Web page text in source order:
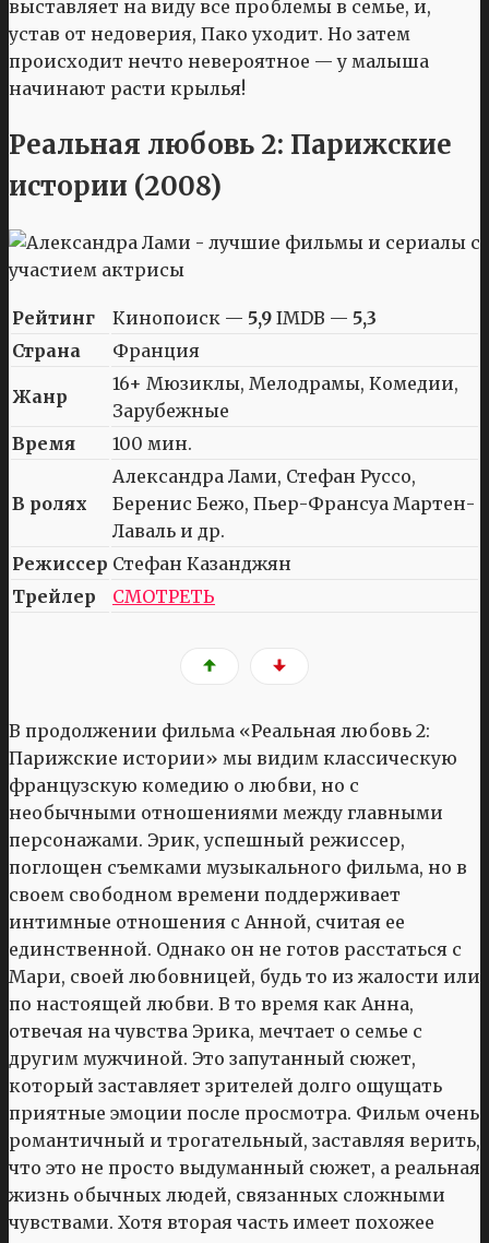
выставляет на виду все проблемы в семье, и,
устав от недоверия, Пако уходит. Но затем
происходит нечто невероятное — у малыша
начинают расти крылья!
Реальная любовь 2: Парижские
истории (2008)
Рейтинг Кинопоиск — 5,9 IMDB — 5,3
Страна
Франция
Жанр
16+ Мюзиклы, Мелодрамы, Комедии,
Зарубежные
Время
100 мин.
В ролях
Александра Лами, Стефан Руссо,
Беренис Бежо, Пьер-Франсуа Мартен-
Лаваль и др.
Режиссер Стефан Казанджян
Трейлер
СМОТРЕТЬ
В продолжении фильма «Реальная любовь 2:
Парижские истории» мы видим классическую
французскую комедию о любви, но с
необычными отношениями между главными
персонажами. Эрик, успешный режиссер,
поглощен съемками музыкального фильма, но в
своем свободном времени поддерживает
интимные отношения с Анной, считая ее
единственной. Однако он не готов расстаться с
Мари, своей любовницей, будь то из жалости или
по настоящей любви. В то время как Анна,
отвечая на чувства Эрика, мечтает о семье с
другим мужчиной. Это запутанный сюжет,
который заставляет зрителей долго ощущать
приятные эмоции после просмотра. Фильм очень
романтичный и трогательный, заставляя верить,
что это не просто выдуманный сюжет, а реальная
жизнь обычных людей, связанных сложными
чувствами. Хотя вторая часть имеет похожее